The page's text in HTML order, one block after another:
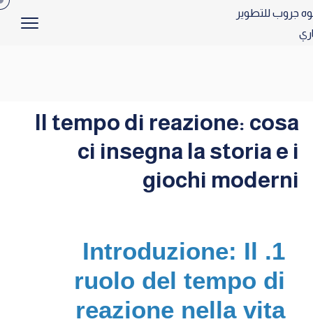
Il tempo di reazione: cosa
ci insegna la storia e i
giochi moderni
1. Introduzione: Il
ruolo del tempo di
reazione nella vita